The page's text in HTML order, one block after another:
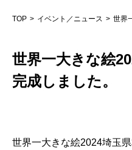
TOP イベント／ニュース
世界一大きな絵
完成しました。
世界一大きな絵2024埼玉